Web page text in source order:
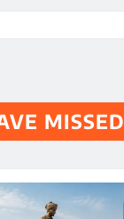
MISSED